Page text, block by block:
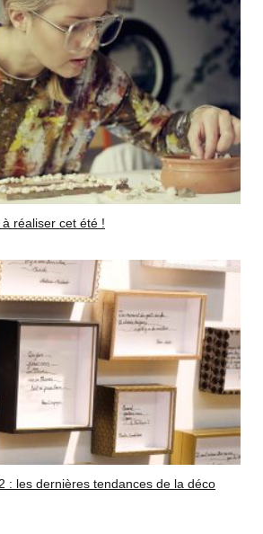
réaliser cet été !
: les dernières tendances de la déco